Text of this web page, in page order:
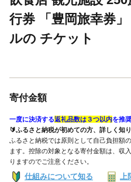
行券 「豊岡旅幸券
ルの チケット
寄付金額
一度に決済する返礼品数は３つ以内を推
🔰ふるさと納税が初めての方、詳しく知
ふるさと納税では原則として自己負担額
ます。控除の対象となる寄付金額は、収
りますのでご注意ください。
仕組みについて知る 上